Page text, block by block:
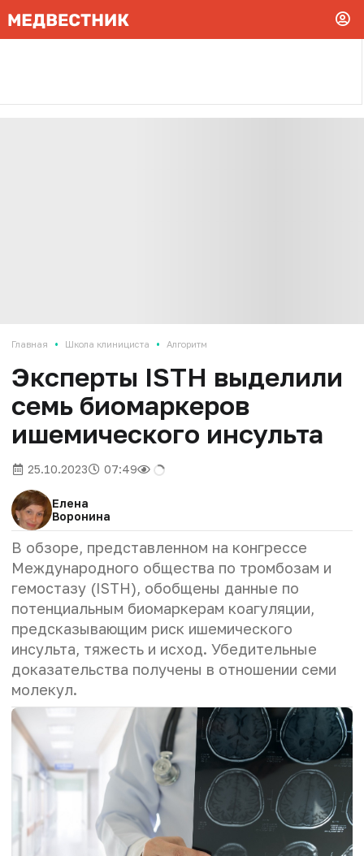
Главная • Школа клинициста • Алгоритм
Эксперты ISTH выделили
семь биомаркеров
ишемического инсульта
25.10.2023 07:49
Елена
Воронина
В обзоре, представленном на конгрессе
Международного общества по тромбозам и
гемостазу (ISTH), обобщены данные по
потенциальным биомаркерам коагуляции,
предсказывающим риск ишемического
инсульта, тяжесть и исход. Убедительные
доказательства получены в отношении семи
молекул.